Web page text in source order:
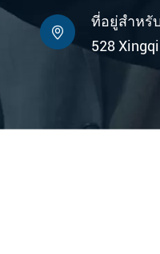

ที่อยู่สำหรั
528